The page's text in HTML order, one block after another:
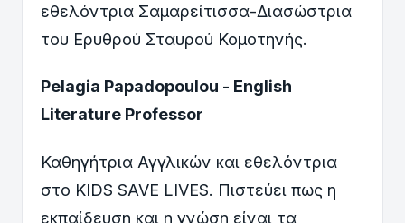
εθελόντρια Σαμαρείτισσα-Διασώστρια
του Ερυθρού Σταυρού Κομοτηνής.
Pelagia Papadopoulou - English
Literature Professor
Καθηγήτρια Αγγλικών και εθελόντρια
στο KIDS SAVE LIVES. Πιστεύει πως η
εκπαίδευση και η γνώση είναι τα